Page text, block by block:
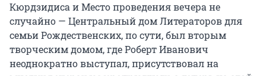
Кюрдзидиса и Место проведения вечера не
случайно — Центральный дом Литераторов для
семьи Рождественских, по сути, был вторым
творческим домом, где Роберт Иванович
неоднократно выступал, присутствовал на